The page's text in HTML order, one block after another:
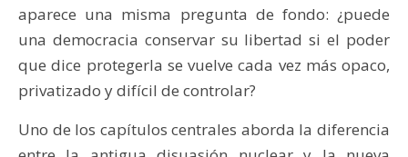
aparece una misma pregunta de fondo: ¿puede
una democracia conservar su libertad si el poder
que dice protegerla se vuelve cada vez más opaco,
privatizado y difícil de controlar?
Uno de los capítulos centrales aborda la diferencia